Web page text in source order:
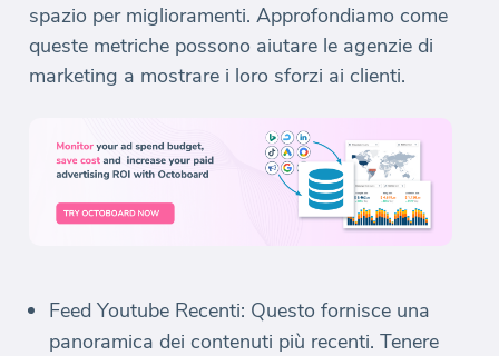
spazio per miglioramenti. Approfondiamo come
queste metriche possono aiutare le agenzie di
marketing a mostrare i loro sforzi ai clienti.
Feed Youtube Recenti: Questo fornisce una
panoramica dei contenuti più recenti. Tenere